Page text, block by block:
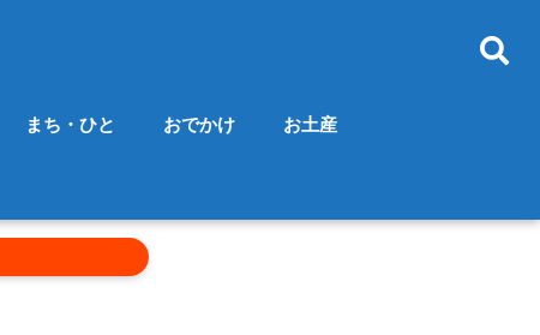
まち・ひと おでかけ お土産